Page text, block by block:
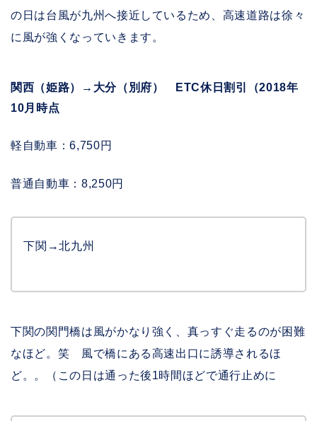
の日は台風が九州へ接近しているため、高速道路は徐々
に風が強くなっていきます。
関西（姫路）→大分（別府） ETC休日割引（2018年
10月時点
軽自動車：6,750円
普通自動車：8,250円
下関→北九州
下関の関門橋は風がかなり強く、真っすぐ走るのが困難
なほど。笑 風で橋にある高速出口に誘導されるほ
ど。。（この日は通った後1時間ほどで通行止めに